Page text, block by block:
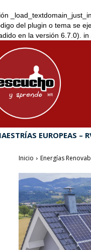
del plugin o tema se
en la versión 6.7.0). in
EUROPEAS –
Inicio Energías